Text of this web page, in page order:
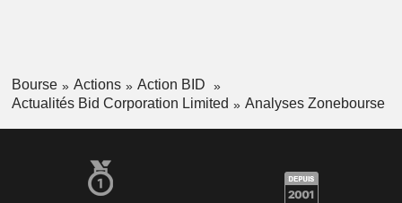
Bourse Actions
Action BID
Actualités Bid Corporation Limited
Analyses Zonebourse